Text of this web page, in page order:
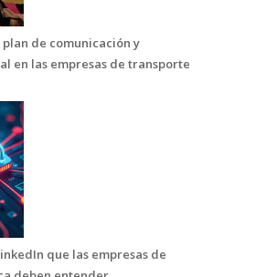
de comunicación y
en las empresas de transporte
que las empresas de